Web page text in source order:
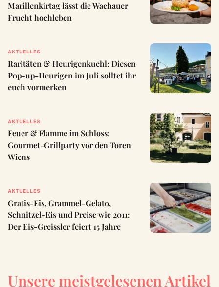
Marillenkirtag lässt die Wachauer
Frucht hochleben
AKTUELLES
Raritäten & Heurigenkuchl: Diesen
Pop-up-Heurigen im Juli solltet ihr
euch vormerken
AKTUELLES
Feuer & Flamme im Schloss:
Gourmet-Grillparty vor den Toren
Wiens
AKTUELLES
Gratis-Eis, Grammel-Gelato,
Schnitzel-Eis und Preise wie 2011:
Der Eis-Greissler feiert 15 Jahre
Unsere meistgelesenen Artikel